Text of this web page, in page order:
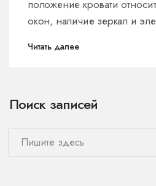
положение кровати
окон, наличие зеркал и
благоприятную атмосферу
Читать далее
Поиск записей